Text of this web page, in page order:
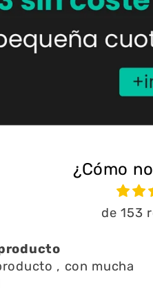
¿Cómo
de 153
ayuda a limpiar
l
ayuda a limpiar